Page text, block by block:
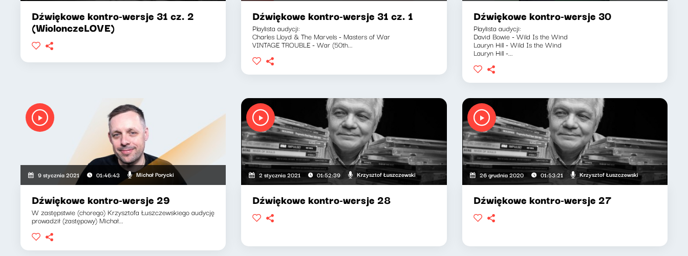
Dźwiękowe kontro-wersje 31 cz. 2
(WiolonczeLOVE)
Dźwiękowe kontro-wersje 31 cz. 1
Playlista audycji:
Charles Lloyd & The Marvels - Masters of War
VINTAGE TROUBLE - War (50th...
Dźwiękowe kontro-wersje 30
Playlista audycji:
David Bowie - Wild Is the Wind
Lauryn Hill - Wild Is the Wind
Lauryn Hill -...
9 stycznia 2021 01:46:43 Michał Porycki
Dźwiękowe kontro-wersje 29
W zastępstwie (chorego) Krzysztofa Łuszczewskiego audycję
prowadził (zastępowy) Michał...
2 stycznia 2021 01:52:39 Krzysztof Łuszczewski
Dźwiękowe kontro-wersje 28
26 grudnia 2020 01:53:21 Krzysztof Łuszczewski
Dźwiękowe kontro-wersje 27